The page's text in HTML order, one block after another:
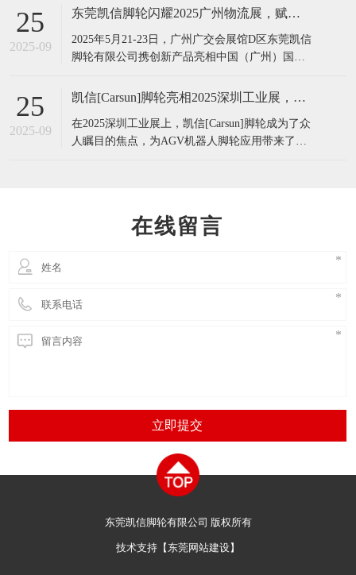
年7月31日-8月2日 展会地点：越南
25
2025-09
​东莞凯信脚轮闪耀2025广州物流展，赋能智慧物流新未来‌
​2025年5月21-23日，广州广交会展馆D区东莞凯信
脚轮有限公司携创新产品亮相‌中国（广州）国际
展览会，成为展会焦点之一。作为脚轮行业领军
轮、重型物流万向轮及防静电、耐高温等差异化
产品，为智慧物流
25
2025-09
凯信[Carsun]脚轮亮相2025深圳工业展，引领AGV机器人脚轮新变革
​在2025深圳工业展上，凯信[Carsun]脚轮成为了众
人瞩目的焦点，为AGV机器人脚轮应用带来了前
在线留言
立即提交
东莞凯信脚轮有限公司 版权所有
技术支持【 东莞网站建设】